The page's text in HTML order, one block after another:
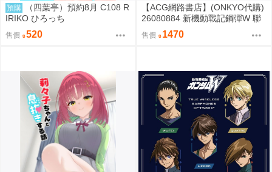
預購
（四葉亭）預約8月 C108 R
IRIKO ひろっち
售價 520
【ACG網路書店】(ONKYO代購)
26080884 新機動戰記鋼彈W 聯
名耳機 專屬充電器
售價 1470